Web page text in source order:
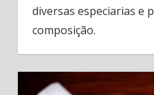
diversas especiarias e
composição.